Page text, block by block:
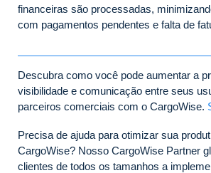
financeiras são processadas,
com pagamentos pendentes e falta de
Descubra como você pode aumentar a
visibilidade e comunicação entre seus
parceiros comerciais com o CargoWise.
Precisa de ajuda para otimizar sua
CargoWise? Nosso CargoWise Partner
clientes de todos os tamanhos a